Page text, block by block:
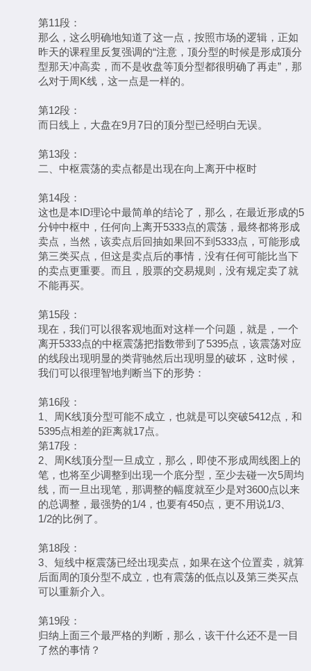
第11段：
那么，这么明确地知道了这一点，按照市场的逻辑，正如
昨天的课程里反复强调的“注意，顶分型的时候是形成顶分
型那天冲高卖，而不是收盘等顶分型都很明确了再走”，那
么对于周K线，这一点是一样的。
第12段：
而日线上，大盘在9月7日的顶分型已经明白无误。
第13段：
二、中枢震荡的卖点都是出现在向上离开中枢时
第14段：
这也是本ID理论中最简单的结论了，那么，在最近形成的5
分钟中枢中，任何向上离开5333点的震荡，最终都将形成
卖点，当然，该卖点后回抽如果回不到5333点，可能形成
第三类买点，但这是卖点后的事情，没有任何可能比当下
的卖点更重要。而且，股票的交易规则，没有规定卖了就
不能再买。
第15段：
现在，我们可以很客观地面对这样一个问题，就是，一个
离开5333点的中枢震荡把指数带到了5395点，该震荡对应
的线段出现明显的类背驰然后出现明显的破坏，这时候，
我们可以很理智地判断当下的形势：
第16段：
1、周K线顶分型可能不成立，也就是可以突破5412点，和
5395点相差的距离就17点。
第17段：
2、周K线顶分型一旦成立，那么，即使不形成周线图上的
笔，也将至少调整到出现一个底分型，至少去碰一次5周均
线，而一旦出现笔，那调整的幅度就至少是对3600点以来
的总调整，最强势的1/4，也要有450点，更不用说1/3、
1/2的比例了。
第18段：
3、短线中枢震荡已经出现卖点，如果在这个位置卖，就算
后面周的顶分型不成立，也有震荡的低点以及第三类买点
可以重新介入。
第19段：
归纳上面三个最严格的判断，那么，该干什么还不是一目
了然的事情？